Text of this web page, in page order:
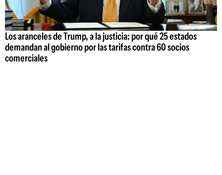
Los aranceles de Trump, a la justicia: por qué 25 estados
demandan al gobierno por las tarifas contra 60 socios
comerciales